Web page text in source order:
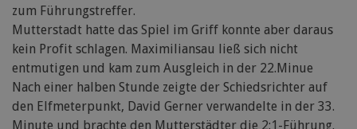
zum Führungstreffer.
Mutterstadt hatte das Spiel im Griff konnte aber daraus
kein Profit schlagen. Maximiliansau ließ sich nicht
entmutigen und kam zum Ausgleich in der 22.Minue
Nach einer halben Stunde zeigte der Schiedsrichter auf
den Elfmeterpunkt, David Gerner verwandelte in der 33.
Minute und brachte den Mutterstädter die 2:1-Führung.